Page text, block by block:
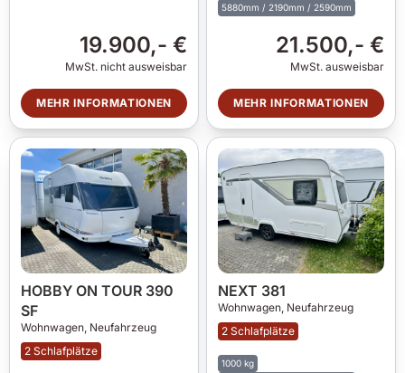
19.900,- €
MwSt. nicht ausweisbar
MEHR INFORMATIONEN
5880mm / 2190mm / 2590mm
21.500,- €
MwSt. ausweisbar
MEHR INFORMATIONEN
HOBBY ON TOUR 390
SF
Wohnwagen, Neufahrzeug
2 Schlafplätze
NEXT 381
Wohnwagen, Neufahrzeug
2 Schlafplätze
1000 kg